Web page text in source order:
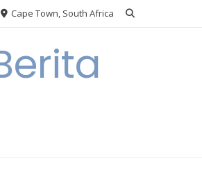
Cape Town, South Africa